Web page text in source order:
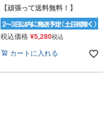
【頑張って送料無料！】
税込価格 ¥5,280税込
カートに入れる